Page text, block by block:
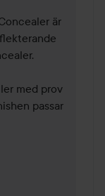
är
med prov
passar